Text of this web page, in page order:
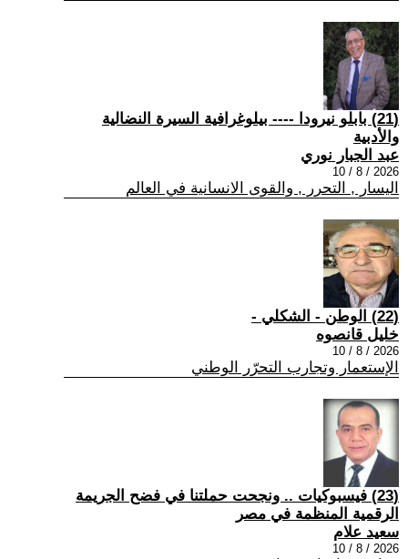
(21) بابلو نيرودا ---- بيلوغرافية السيرة النضالية
والأدبية
عبد الجبار نوري
2026 / 8 / 10
اليسار , التحرر , والقوى الانسانية في العالم
(22) الوطن - الشكلي -
خليل قانصوه
2026 / 8 / 10
الإستعمار وتجارب التحرّر الوطني
(23) فيسبوكيات .. ونجحت حملتنا في فضح الجريمة
الرقمية المنظمة في مصر
سعيد علام
2026 / 8 / 10